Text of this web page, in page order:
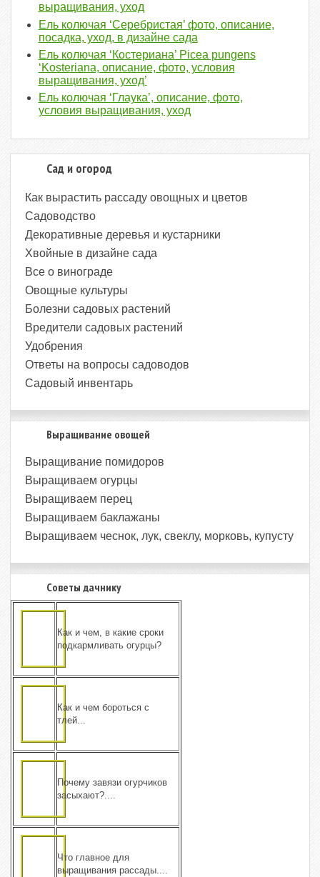
выращивания, уход
Ель колючая ‘Серебристая’ фото, описание,
посадка, уход, в дизайне сада
Ель колючая ‘Костериана’ Picea pungens
‘Kosteriana, описание, фото, условия
выращивания, уход’
Ель колючая ‘Глаука’, описание, фото,
условия выращивания, уход
Сад и огород
Как вырастить рассаду овощных и цветов
Садоводство
Декоративные деревья и кустарники
Хвойные в дизайне сада
Все о винограде
Овощные культуры
Болезни садовых растений
Вредители садовых растений
Удобрения
Ответы на вопросы садоводов
Садовый инвентарь
Выращивание овощей
Выращивание помидоров
Выращиваем огурцы
Выращиваем перец
Выращиваем баклажаны
Выращиваем чеснок, лук, свеклу, морковь, купусту
Советы дачнику
Как и чем, в какие сроки
подкармливать огурцы?
Как и чем бороться с
тлей...
Почему завязи огурчиков
засыхают?....
Что главное для
выращивания рассады....